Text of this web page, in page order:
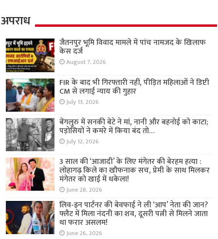
अपराध
जैतनपुर भूमि विवाद मामले में पांच नामजद के खिलाफ
केस दर्ज
August 7, 2026
FIR के बाद भी गिरफ्तारी नहीं, पीड़ित महिलाओं ने डिप्टी
CM से लगाई न्याय की गुहार
July 13, 2026
बेंगलुरु में सनकी बेटे ने मां, नानी और बहनोई को काटा;
पड़ोसियों ने कमरे में किया बंद तो…
July 12, 2026
3 साल की ‘आजादी’ के लिए मंगेतर की बेरहम हत्या :
लोहागढ़ किले का खौफनाक सच, प्रेमी के साथ मिलकर
मंगेतर को खाई में धकेला!
June 28, 2026
लिव-इन पार्टनर की बेवफाई ने ली ‘आप’ नेता की जान?
फ्लैट में मिला नंदनी का शव, दूसरी पत्नी से मिलने जाता
था फरार असलम!
June 26, 2026